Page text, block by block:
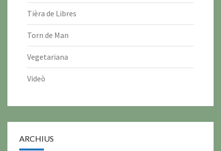
Tièra de Libres
Torn de Man
Vegetariana
Videò
ARCHIUS